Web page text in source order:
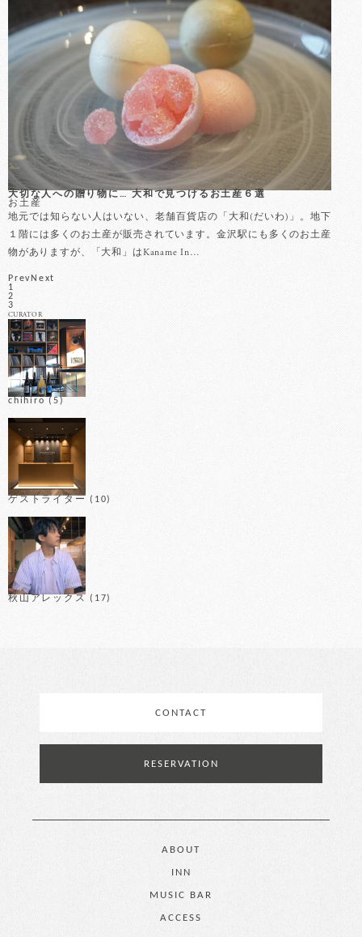
大切な人への贈り物に… 大和で見つけるお土産６選
お土産
地元では知らない人はいない、老舗百貨店の「大和(だいわ)」。地下
１階には多くのお土産が販売されています。金沢駅にも多くのお土産
物がありますが、「大和」はKaname In…
Prev Next
1
2
3
CURATOR
chihiro (5)
ゲストライター (10)
秋山アレックス (17)
CONTACT
RESERVATION
ABOUT
INN
MUSIC BAR
ACCESS